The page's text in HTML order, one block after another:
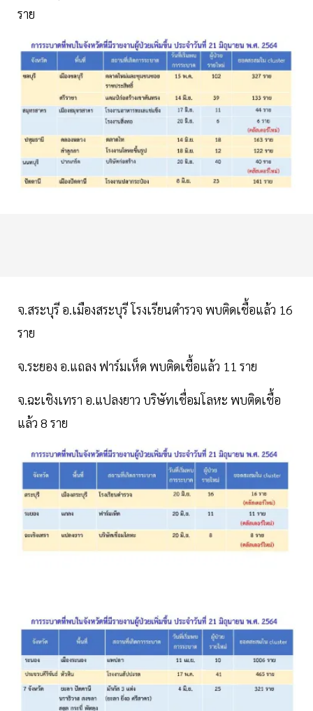
ราย
จ.สระบุรี อ.เมืองสระบุรี โรงเรียนตำรวจ พบติดเชื้อแล้ว 16
ราย
จ.ระยอง อ.แถลง ฟาร์มเห็ด พบติดเชื้อแล้ว 11 ราย
จ.ฉะเชิงเทรา อ.แปลงยาว บริษัทเชื่อมโลหะ พบติดเชื้อ
แล้ว 8 ราย